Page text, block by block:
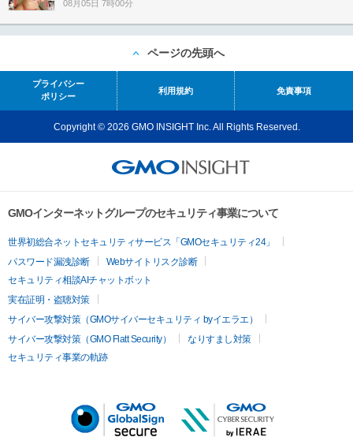
08月05日 7時00分
ページの先頭へ
プライバシー
ポリシー
利用規約 免責事項
Copyright © 2026 GMO INSIGHT Inc. All Rights Reserved.
GMOインターネットグループのセキュリティ事業について
世界初総合ネットセキュリティサービス「GMOセキュリティ24」
パスワード漏洩診断
Webサイトリスク診断
セキュリティ相談AIチャットボット
実在証明・盗聴対策
サイバー攻撃対策（GMOサイバーセキュリティ byイエラエ）
サイバー攻撃対策（GMO Flatt Security）
なりすまし対策
セキュリティ事業の軌跡